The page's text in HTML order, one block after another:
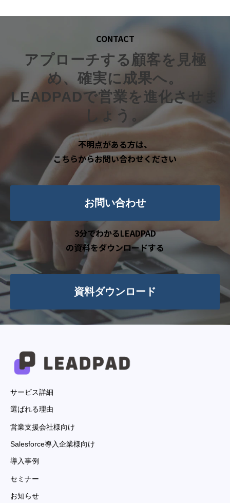
CONTACT
アプローチする顧客を見極
め、確実に成果へ。
LEADPADで営業を進化させま
しょう。
不明点がある方は、
こちらからお問い合わせください
お問い合わせ
3分でわかるLEADPAD
の資料をダウンロードする
資料ダウンロード
サービス詳細
選ばれる理由
営業支援会社様向け
Salesforce導入企業様向け
導入事例
セミナー
お知らせ